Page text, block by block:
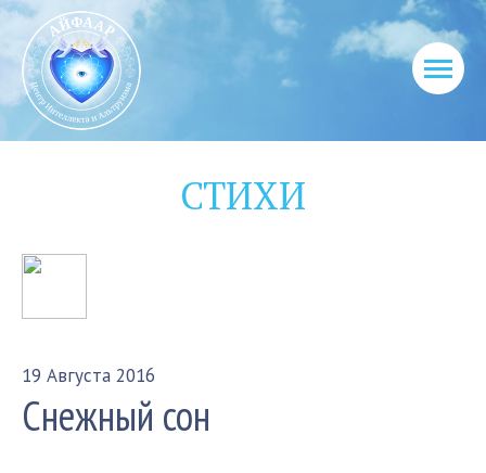
СТИХИ
19 Августа 2016
Снежный сон